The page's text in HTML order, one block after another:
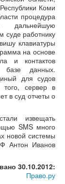
Коми
процедура
дальнейшую
суде работнику
клавиатуры
на основе
и контактов
базе данных.
для судов
того, сервер в
в суд отчеты о
извещать
SMS много
новой системы
Антон Иванов
30.10.2012:
Право.ру